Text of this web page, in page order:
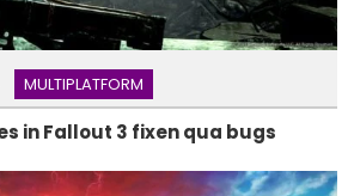
MULTIPLATFORM
in Fallout 3 fixen qua bugs